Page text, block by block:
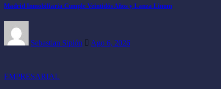
Madrid Inmobiliaria Cumple Veintidós Años y Lanza Linum
Sebastian Sipión Ago 6, 2026
EMPRESARIAL